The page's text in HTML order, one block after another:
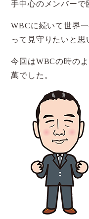
手中心のメンバーで
WBCに続いて世界
って見守りたいと思
今回はWBCの時の
萬でした。